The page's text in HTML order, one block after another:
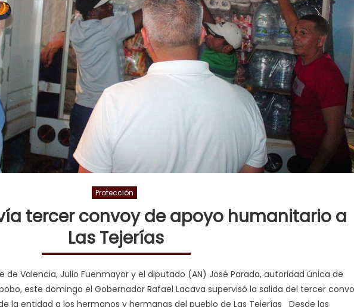
Protección
tercer convoy de apoyo humanitario a
Las Tejerías
de Valencia, Julio Fuenmayor y el diputado (AN) José Parada, autoridad única de
este domingo el Gobernador Rafael Lacava supervisó la salida del tercer
la entidad a los hermanos y hermanas del pueblo de Las Tejerías Desde las